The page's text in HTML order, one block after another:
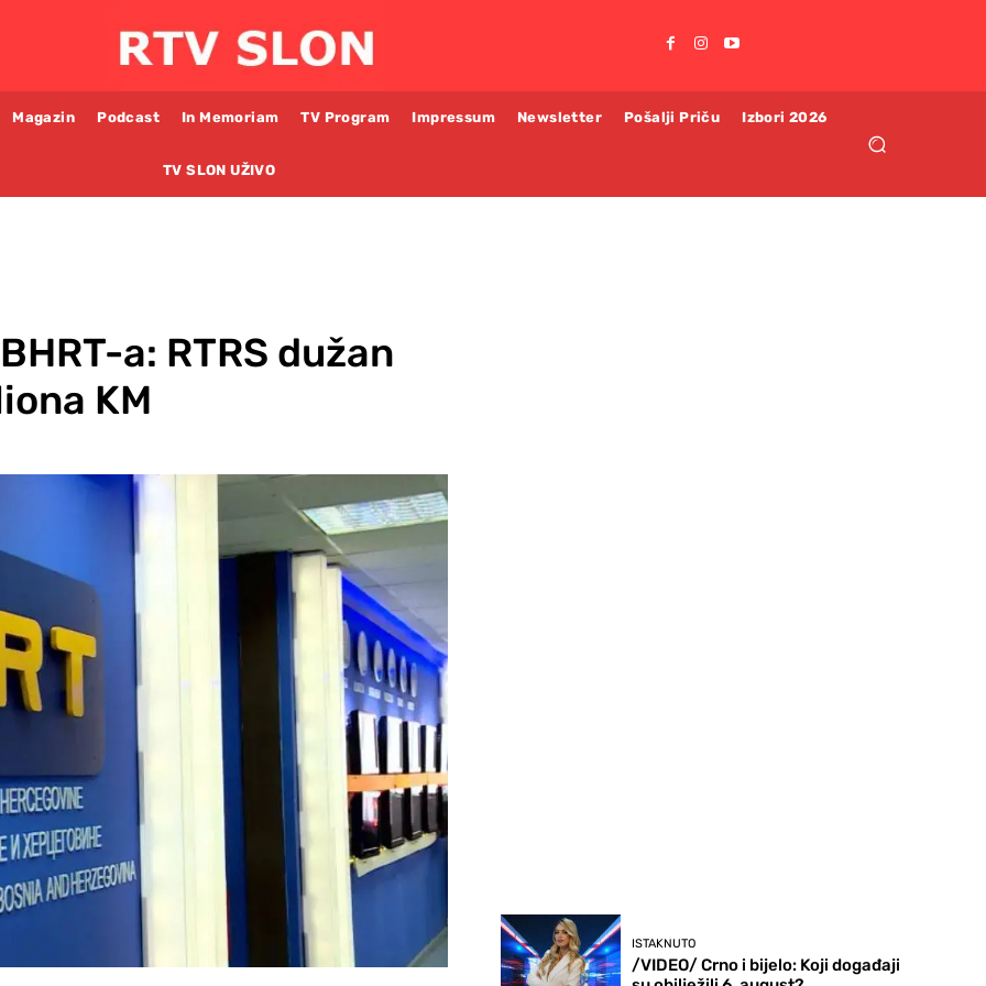
Magazin Podcast In Memoriam TV Program Impressum Newsletter Pošalji Priču Izbori 2026
TV SLON UŽIVO
a: RTRS dužan
KM
ISTAKNUTO
/VIDEO/ Crno i bijelo: Koji događaji